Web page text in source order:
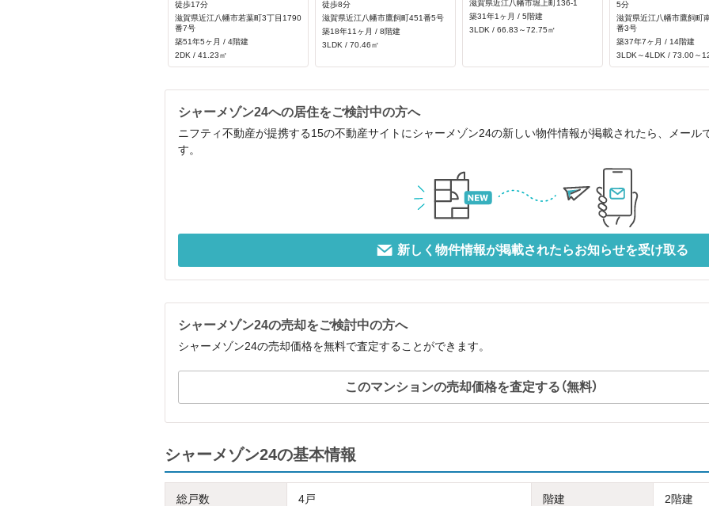
徒歩17分
滋賀県近江八幡市若葉町3丁目1790
番7号
築51年5ヶ月 / 4階建
2DK / 41.23㎡
徒歩8分
滋賀県近江八幡市鷹飼町451番5号
築18年11ヶ月 / 8階建
3LDK / 70.46㎡
滋賀県近江八幡市堀上町136‐1
築31年1ヶ月 / 5階建
3LDK / 66.83～72.75㎡
5分
滋賀県近江八幡市鷹飼町
番3号
築37年7ヶ月 / 14階建
3LDK～4LDK / 73.00～
シャーメゾン24への居住をご検討中の方へ
ニフティ不動産が提携する15の不動産サイトにシャーメゾン24の新しい物件情報が掲載されたら、メール
す。
新しく物件情報が掲載されたらお知らせを受け取る
シャーメゾン24の売却をご検討中の方へ
シャーメゾン24の売却価格を無料で査定することができます。
このマンションの売却価格を査定する（無料）
シャーメゾン24の基本情報
総戸数 4戸 階建 2階建